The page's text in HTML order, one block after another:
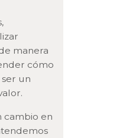
manera
cómo
un
cambio en